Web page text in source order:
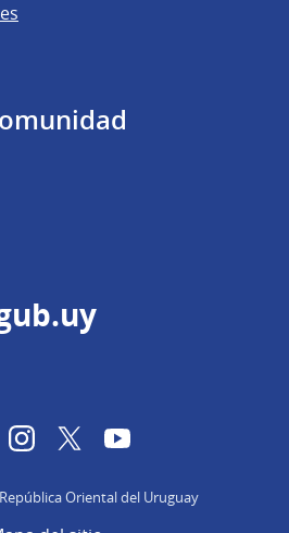
Instagram
TwitterYouTube
Oriental del Uruguay